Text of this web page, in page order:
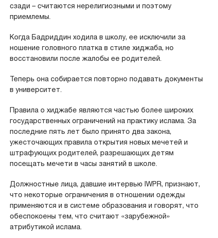
сзади – считаются нерелигиозными и поэтому
приемлемы.
Когда Бадриддин ходила в школу, ее исключили за
ношение головного платка в стиле хиджаба, но
восстановили после жалобы ее родителей.
Теперь она собирается повторно подавать документы
в университет.
Правила о хиджабе являются частью более широких
государственных ограничений на практику ислама. За
последние пять лет было принято два закона,
ужесточающих правила открытия новых мечетей и
штрафующих родителей, разрешающих детям
посещать мечети в часы занятий в школе.
Должностные лица, давшие интервью IWPR, признают,
что некоторые ограничения в отношении одежды
применяются и в системе образования и говорят, что
обеспокоены тем, что считают «зарубежной»
атрибутикой ислама.